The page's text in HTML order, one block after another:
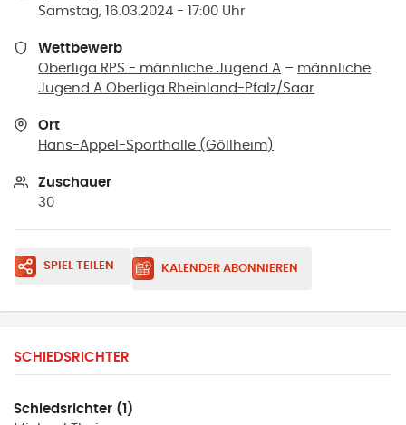
Samstag, 16.03.2024 - 17:00 Uhr
Wettbewerb
Oberliga RPS - männliche Jugend A – männliche
Jugend A Oberliga Rheinland-Pfalz/Saar
Ort
Hans-Appel-Sporthalle (Göllheim )
Zuschauer
30
SPIEL TEILEN KALENDER ABONNIEREN
SCHIEDSRICHTER
Schiedsrichter (1)